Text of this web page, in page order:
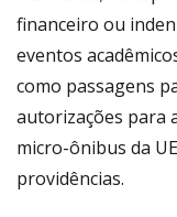
financeiro ou
eventos
como passagens
autorizações para
micro-ônibus da
providências.